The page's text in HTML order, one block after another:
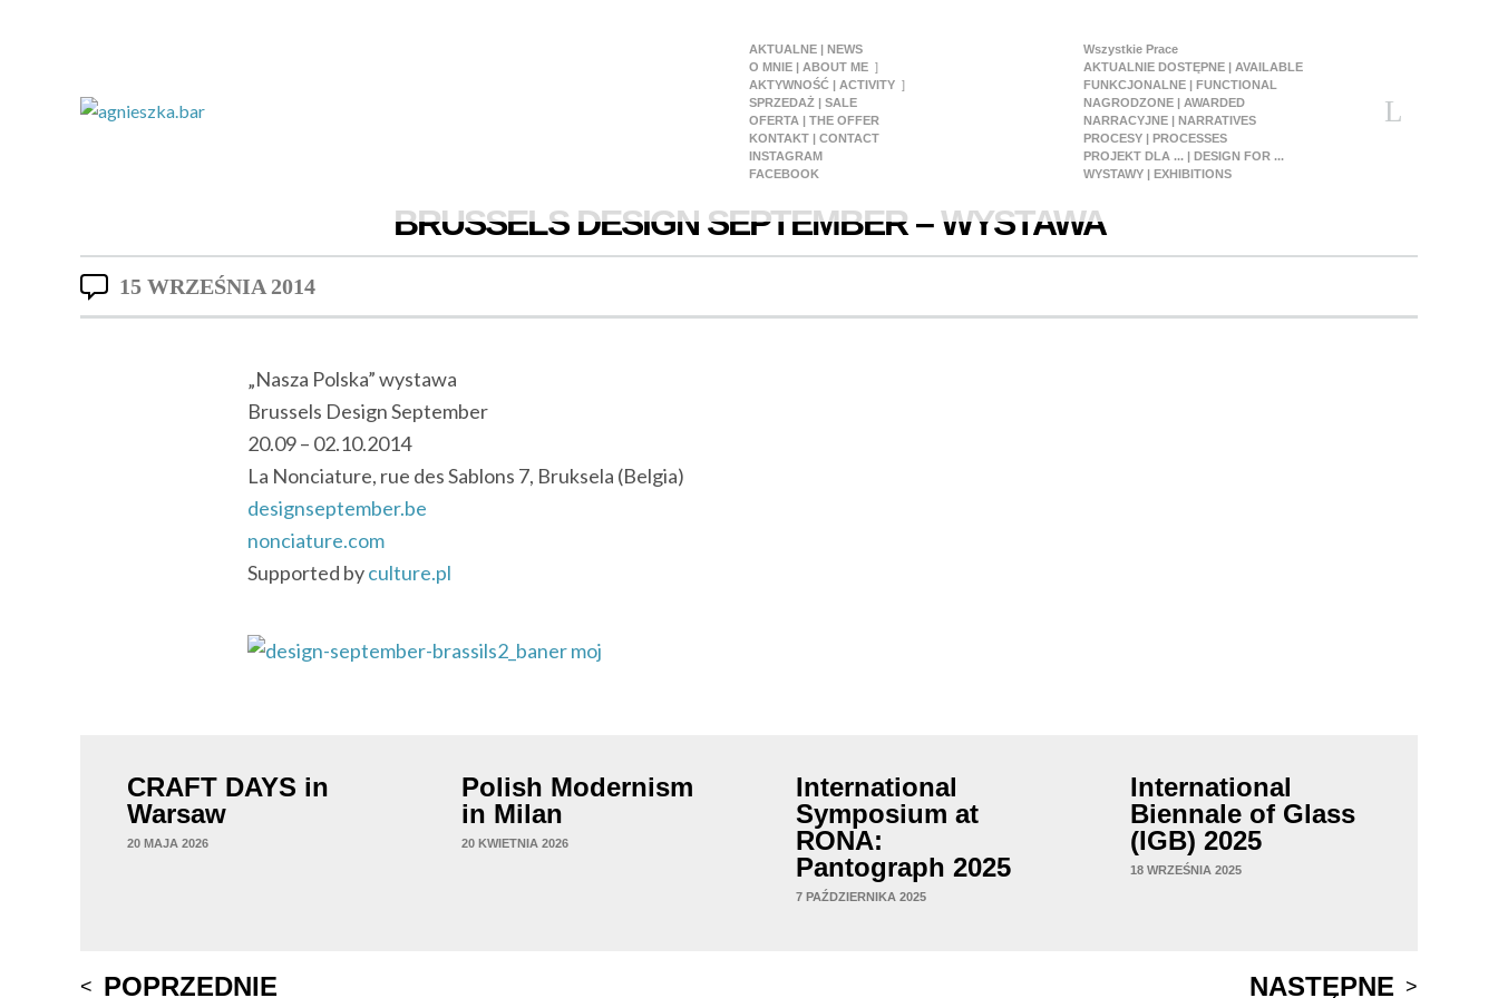
AKTUALNE | NEWS
O MNIE | ABOUT ME
AKTYWNOŚĆ | ACTIVITY
SPRZEDAŻ | SALE
OFERTA | THE OFFER
KONTAKT | CONTACT
INSTAGRAM
FACEBOOK
Wszystkie Prace
AKTUALNIE DOSTĘPNE | AVAILABLE
FUNKCJONALNE | FUNCTIONAL
NAGRODZONE | AWARDED
NARRACYJNE | NARRATIVES
PROCESY | PROCESSES
PROJEKT DLA ... | DESIGN FOR ...
WYSTAWY | EXHIBITIONS
BRUSSELS DESIGN SEPTEMBER – WYSTAWA
15 WRZEŚNIA 2014
„Nasza Polska” wystawa
Brussels Design September
20.09 – 02.10.2014
La Nonciature, rue des Sablons 7, Bruksela (Belgia)
designseptember.be
nonciature.com
Supported byculture.pl
CRAFT DAYS in
Warsaw
20 MAJA 2026
Polish Modernism
in Milan
20 KWIETNIA 2026
International
Symposium at
RONA:
Pantograph 2025
7 PAŹDZIERNIKA 2025
International
Biennale of Glass
(IGB) 2025
18 WRZEŚNIA 2025
POPRZEDNIE NASTĘPNE